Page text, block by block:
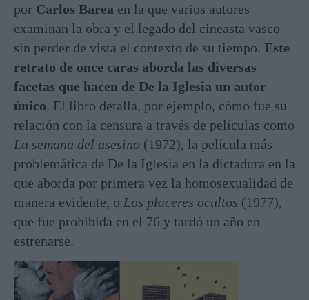
por Carlos Barea en la que varios autores
examinan la obra y el legado del cineasta vasco
sin perder de vista el contexto de su tiempo. Este
retrato de once caras aborda las diversas
facetas que hacen de De la Iglesia un autor
único. El libro detalla, por ejemplo, cómo fue su
relación con la censura a través de películas como
La semana del asesino (1972), la película más
problemática de De la Iglesia en la dictadura en la
que aborda por primera vez la homosexualidad de
manera evidente, o Los placeres ocultos (1977),
que fue prohibida en el 76 y tardó un año en
estrenarse.